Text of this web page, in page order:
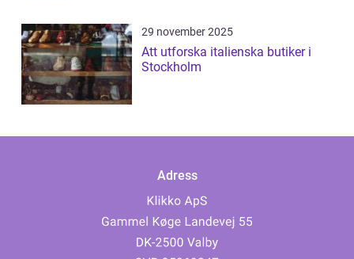
29 november 2025
Att utforska italienska butiker i
Stockholm
Adress